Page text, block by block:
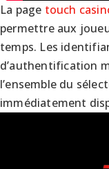
La page touch
permettre aux
temps. Les
d’authentification
l’ensemble du
immédiatement